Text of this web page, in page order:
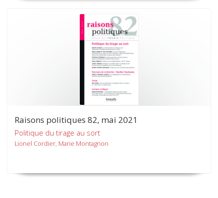
Raisons politiques 82, mai 2021
Politique du tirage au sort
Lionel Cordier, Marie Montagnon